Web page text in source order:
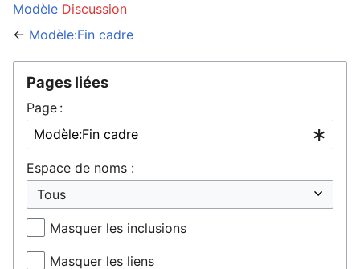
Modèle Discussion
← Modèle:Fin cadre
Pages liées
Page :
Espace de noms :
Masquer les inclusions
Masquer les liens